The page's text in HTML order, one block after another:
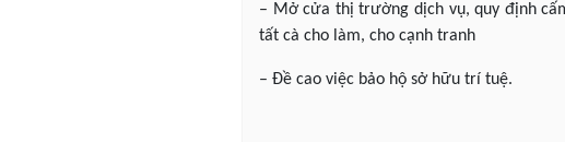
– Mở cửa thị trường dịch vụ, quy định
tất cà cho làm, cho cạnh tranh
– Đề cao việc bảo hộ sở hữu trí tuệ.